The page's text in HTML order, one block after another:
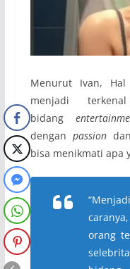
Menurut Ivan,
menjadi
bidang
dengan passiondan
bisa menikmati apa
orang